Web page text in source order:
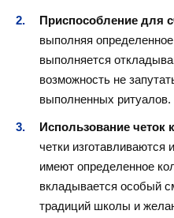
Приспособление для
выполняя
выполняется
возможность не
выполненных ритуалов.
Использование четок
четки изготавливаются
имеют определенное
вкладывается особый
традиций школы и